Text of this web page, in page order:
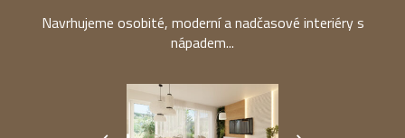
Navrhujeme osobité, moderní a nadčasové interiéry s
nápadem...